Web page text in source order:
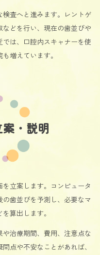
査へと進みます。レントゲ
どを行い、現在の歯並びや
は、口腔内スキャナーを使
増えています。
・説明
立案します。コンピュータ
歯並びを予測し、必要なマ
算出します。
治療期間、費用、注意点な
点や不安なことがあれば、